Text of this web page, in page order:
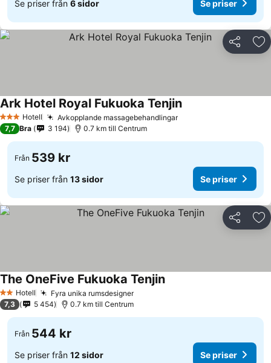
Se priser från 6 sidor Se priser
Dela
3 StjärnorHotell Avkopplande massagebehandlingar
Ark Hotel Royal Fukuoka Tenjin
7,7 Bra 3 194 0.7 km till Centrum
Från 539 kr
Se priser från 13 sidor Se priser
Dela
2 Stjärnor
Hotell Fyra unika rumsdesigner
The OneFive Fukuoka Tenjin
7,3 5 454 0.7 km till Centrum
Från 544 kr
Se priser från 12 sidor Se priser